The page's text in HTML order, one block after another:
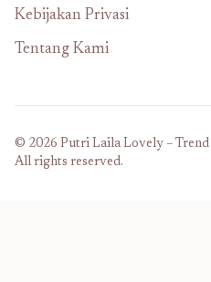
Kebijakan Privasi
Tentang Kami
© 2026 Putri Laila Lovely –
All rights reserved.